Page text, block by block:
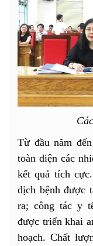
Từ đầu năm
toàn diện các
kết quả tích
dịch bệnh được
ra; công tác y
được triển khai
hoạch. Chất